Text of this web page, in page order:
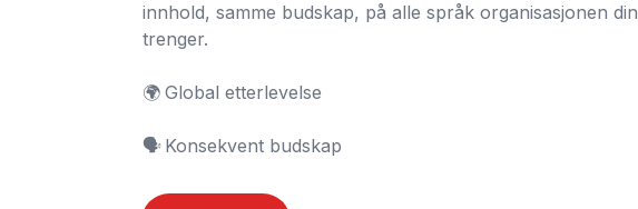
innhold, samme budskap, på alle språk organisasjonen din
trenger.
🌍	Global etterlevelse
🗣️	Konsekvent budskap